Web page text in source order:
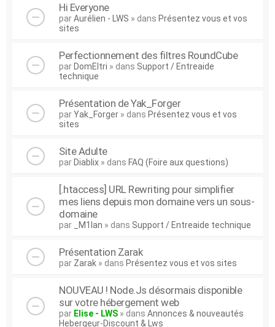
Hi Everyone
parAurélien - LWS » dans Présentez vous et vos
sites
Perfectionnement des filtres RoundCube
par DomEltri » dans Support / Entreaide
technique
Présentation de Yak_Forger
parYak_Forger » dans Présentez vous et vos
sites
Site Adulte
par Diablix » dans FAQ (Foire aux questions)
[.htaccess] URL Rewriting pour simplifier
mes liens depuis mon domaine vers un sous-
domaine
par _M1lan » dans Support / Entreaide technique
Présentation Zarak
par Zarak » dans Présentez vous et vos sites
NOUVEAU ! Node.Js désormais disponible
sur votre hébergement web
par Elise - LWS » dans Annonces & nouveautés
Hebergeur-Discount & Lws